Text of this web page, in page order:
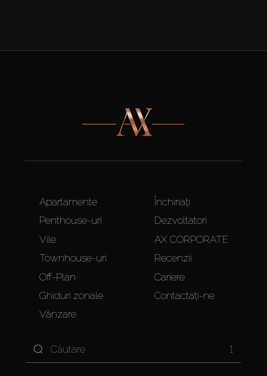
Apartamente
Penthouse-uri
Vile
Townhouse-uri
Off-Plan
Ghiduri zonale
Vânzare
Închiriați
Dezvoltatori
AX CORPORATE
Recenzii
Cariere
Contactați-ne
1